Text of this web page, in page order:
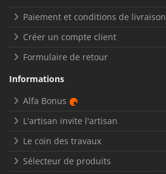
Paiement et conditions de livraison
Créer un compte client
Formulaire de retour
Informations
Alfa Bonus
L'artisan invite l'artisan
Le coin des travaux
Sélecteur de produits